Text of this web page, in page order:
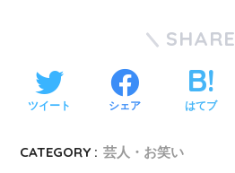
SHARE
ツイート シェア はてブ
CATEGORY : 芸人・お笑い